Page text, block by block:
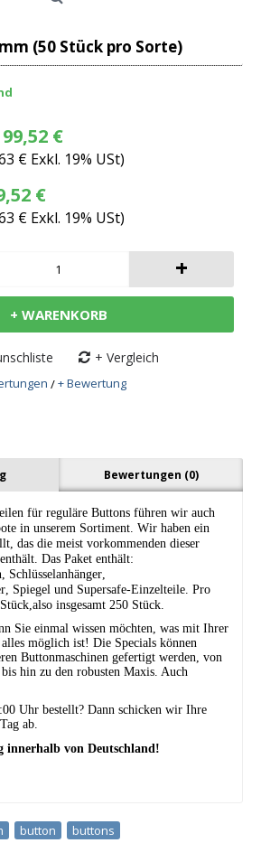
(50 Stück pro Sorte)
99,52 €
€ Exkl. 19% USt)
€
€ Exkl. 19% USt)
+
+ WARENKORB
+ Vergleich
/+ Bewertung
Bewertungen (0)
für reguläre Buttons führen wir auch
in unserem Sortiment. Wir haben ein
das die meist vorkommenden dieser
Das Paket enthält:
Schlüsselanhänger,
Spiegel und Supersafe-Einzelteile. Pro
insgesamt 250 Stück.
Sie einmal wissen möchten, was mit Ihrer
möglich ist! Die Specials können
Buttonmaschinen gefertigt werden, von
hin zu den robusten Maxis. Auch
Uhr bestellt? Dann schicken wir Ihre
ab.
innerhalb von Deutschland!
button buttons